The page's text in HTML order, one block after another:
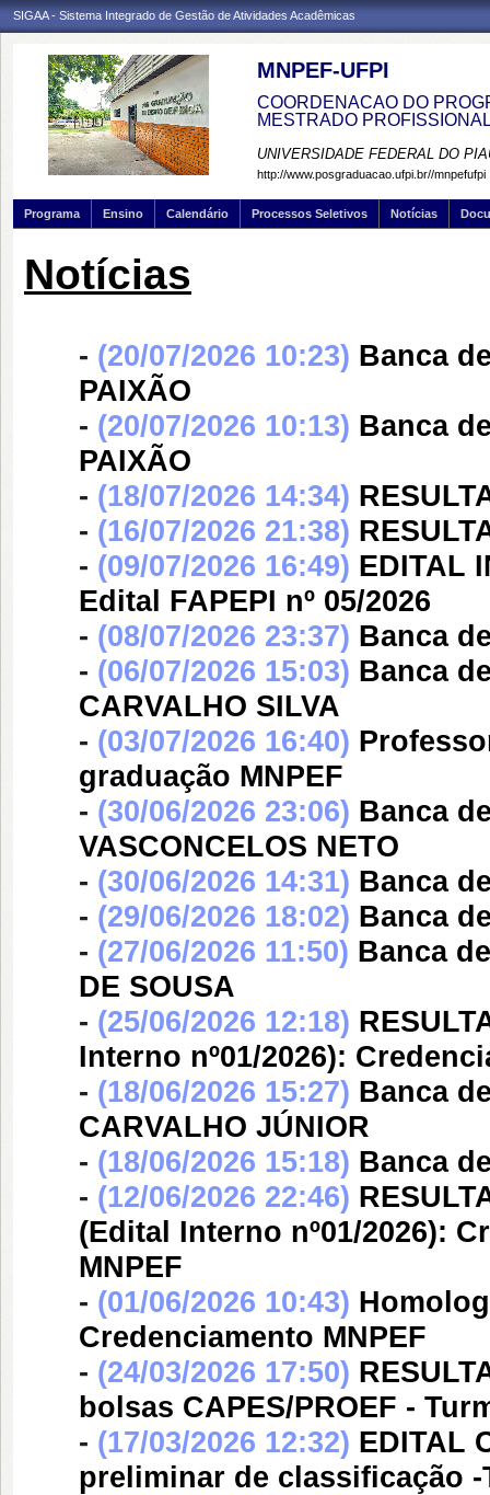
SIGAA - Sistema Integrado de Gestão de Atividades Acadêmicas
MNPEF-UFPI
COORDENACAO DO
MESTRADO
UNIVERSIDADE FEDERAL DO
http://www.posgraduacao.ufpi.br//mnpefufpi
Programa Ensino Calendário Processos Seletivos Notícias
Notícias
- (20/07/2026 10:23) Banca
PAIXÃO
- (20/07/2026 10:13) Banca
PAIXÃO
- (18/07/2026 14:34)
- (16/07/2026 21:38)
- (09/07/2026 16:49) EDITAL
Edital FAPEPI nº 05/2026
- (08/07/2026 23:37) Banca
- (06/07/2026 15:03) Banca
CARVALHO SILVA
- (03/07/2026 16:40)
graduação MNPEF
- (30/06/2026 23:06) Banca
VASCONCELOS NETO
- (30/06/2026 14:31) Banca
- (29/06/2026 18:02) Banca
- (27/06/2026 11:50) Banca
DE SOUSA
- (25/06/2026 12:18)
Interno nº01/2026):
- (18/06/2026 15:27) Banca
CARVALHO JÚNIOR
- (18/06/2026 15:18) Banca
- (12/06/2026 22:46)
(Edital Interno nº01/2026):
MNPEF
- (01/06/2026 10:43)
Credenciamento MNPEF
- (24/03/2026 17:50)
bolsas CAPES/PROEF -
- (17/03/2026 12:32) EDITAL
preliminar de classificação -